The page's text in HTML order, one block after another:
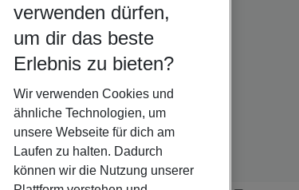
verwenden dürfen,
um dir das beste
Erlebnis zu bieten?
Wir verwenden Cookies und
ähnliche Technologien, um
unsere Webseite für dich am
Laufen zu halten. Dadurch
können wir die Nutzung unserer